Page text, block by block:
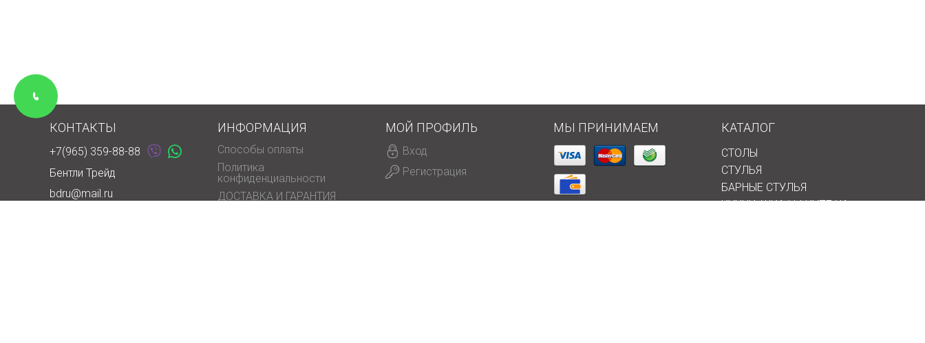
КОНТАКТЫ
+7(965) 359-88-88
Бентли Трейд
bdru@mail.ru
ИНФОРМАЦИЯ
Способы оплаты
Политика
конфиденциальности
ДОСТАВКА И ГАРАНТИЯ
МОЙ ПРОФИЛЬ
Вход
Регистрация
МЫ ПРИНИМАЕМ КАТАЛОГ
СТОЛЫ
СТУЛЬЯ
БАРНЫЕ СТУЛЬЯ
КУХНИ, ШКАФЫ-КУПЕ НА